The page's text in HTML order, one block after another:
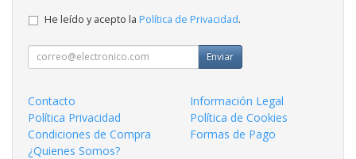
He leído y acepto la Política de Privacidad.
Enviar
Contacto
Información Legal
Política Privacidad
Política de Cookies
Condiciones de Compra
Formas de Pago
¿Quienes Somos?